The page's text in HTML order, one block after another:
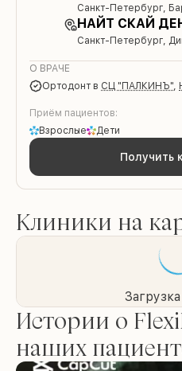
Санкт-Петербург,
НАЙТ СКАЙ
Санкт-Петербург,
О ВРАЧЕ
Ортодонт в СЦ "ПАЛКИНЪ",
Приём пациентов:
Взрослые
Дети
Получить
Клиники на
Истории о
наших